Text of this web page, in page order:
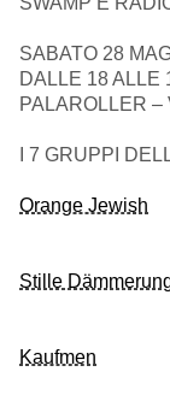
SABATO 28
DALLE 18 ALLE
PALAROLLER –
I 7 GRUPPI
Orange Jewish
Stille
Kaufmen